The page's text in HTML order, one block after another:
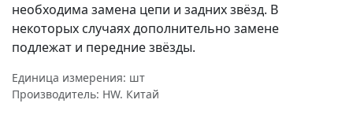
необходима замена цепи и задних звёзд. В
некоторых случаях дополнительно замене
подлежат и передние звёзды.
Единица измерения: шт
Производитель: HW. Китай